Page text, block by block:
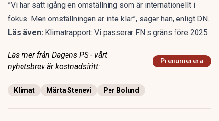
”Vi har satt igång en omställning som är internationellt i
fokus. Men omställningen är inte klar”, säger han, enligt DN.
Läs även: Klimatrapport: Vi passerar FN:s gräns före 2025
Läs mer från Dagens PS - vårt
nyhetsbrev är kostnadsfritt:
Prenumerera
Klimat Märta Stenevi Per Bolund